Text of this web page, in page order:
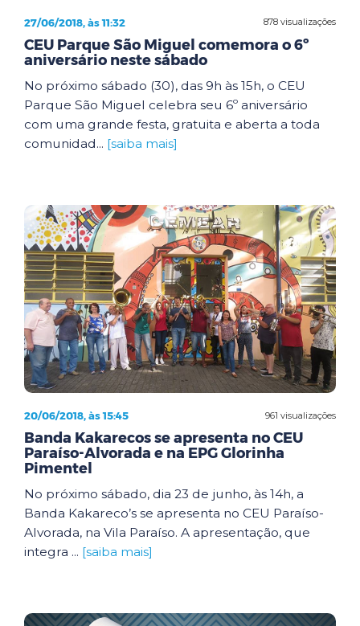
878 visualizações
27/06/2018, às 11:32
CEU Parque São Miguel comemora o 6º
aniversário neste sábado
No próximo sábado (30), das 9h às 15h, o CEU
Parque São Miguel celebra seu 6º aniversário
com uma grande festa, gratuita e aberta a toda
comunidad... [saiba mais]
961 visualizações
20/06/2018, às 15:45
Banda Kakarecos se apresenta no CEU
Paraíso-Alvorada e na EPG Glorinha
Pimentel
No próximo sábado, dia 23 de junho, às 14h, a
Banda Kakareco’s se apresenta no CEU Paraíso-
Alvorada, na Vila Paraíso. A apresentação, que
integra ... [saiba mais]